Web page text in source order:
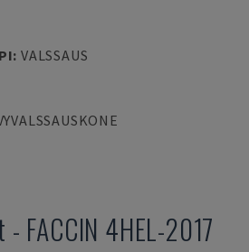
: VALSSAUS
- FACCIN 4HEL-2017